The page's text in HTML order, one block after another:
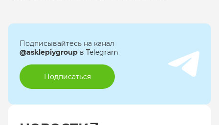
Подписывайтесь на канал
@asklepiygroup в Telegram
Подписаться